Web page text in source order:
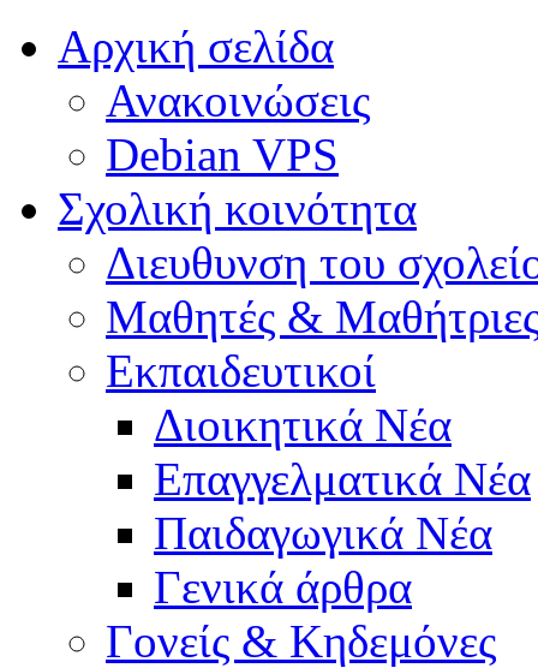
Αρχική σελίδα
Ανακοινώσεις
Debian VPS
Σχολική κοινότητα
Διευθυνση του
Μαθητές &
Εκπαιδευτικοί
Διοικητικά Νέα
Επαγγελματικά Νέα
Παιδαγωγικά Νέα
Γενικά άρθρα
Γονείς & Κηδεμόνες